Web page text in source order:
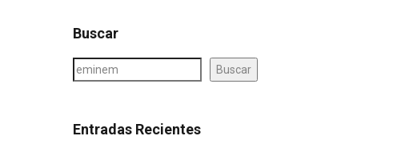
Buscar
Buscar
Entradas Recientes